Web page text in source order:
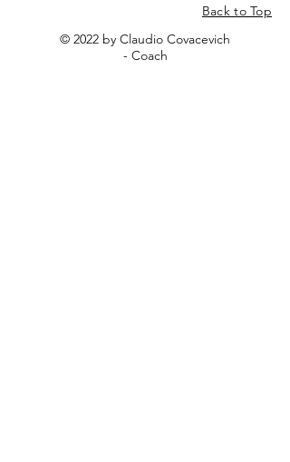
Back to Top
© 2022 by Claudio Covacevich
- Coach